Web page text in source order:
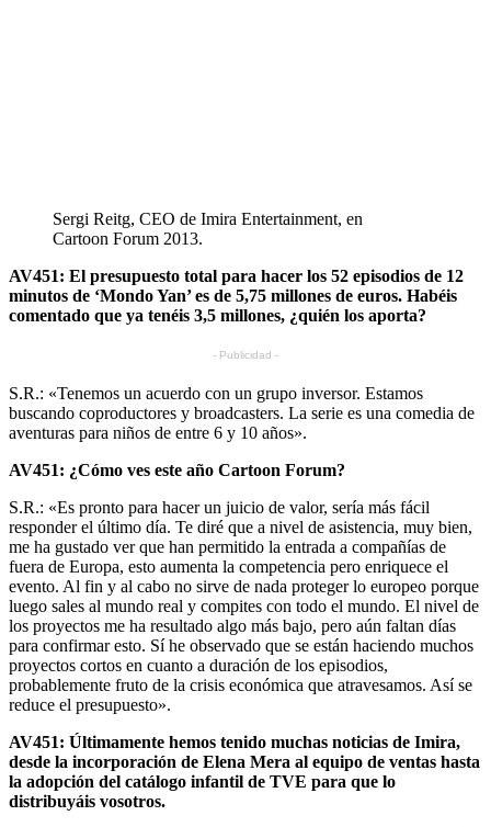
Sergi Reitg, CEO de Imira Entertainment, en
Cartoon Forum 2013.
AV451: El presupuesto total para hacer los 52 episodios de 12
minutos de ‘Mondo Yan’ es de 5,75 millones de euros. Habéis
comentado que ya tenéis 3,5 millones, ¿quién los aporta?
- Publicidad -
S.R.: «Tenemos un acuerdo con un grupo inversor. Estamos
buscando coproductores y broadcasters. La serie es una comedia de
aventuras para niños de entre 6 y 10 años».
AV451: ¿Cómo ves este año Cartoon Forum?
S.R.: «Es pronto para hacer un juicio de valor, sería más fácil
responder el último día. Te diré que a nivel de asistencia, muy bien,
me ha gustado ver que han permitido la entrada a compañías de
fuera de Europa, esto aumenta la competencia pero enriquece el
evento. Al fin y al cabo no sirve de nada proteger lo europeo porque
luego sales al mundo real y compites con todo el mundo. El nivel de
los proyectos me ha resultado algo más bajo, pero aún faltan días
para confirmar esto. Sí he observado que se están haciendo muchos
proyectos cortos en cuanto a duración de los episodios,
probablemente fruto de la crisis económica que atravesamos. Así se
reduce el presupuesto».
AV451: Últimamente hemos tenido muchas noticias de Imira,
desde la incorporación de Elena Mera al equipo de ventas hasta
la adopción del catálogo infantil de TVE para que lo
distribuyáis vosotros.